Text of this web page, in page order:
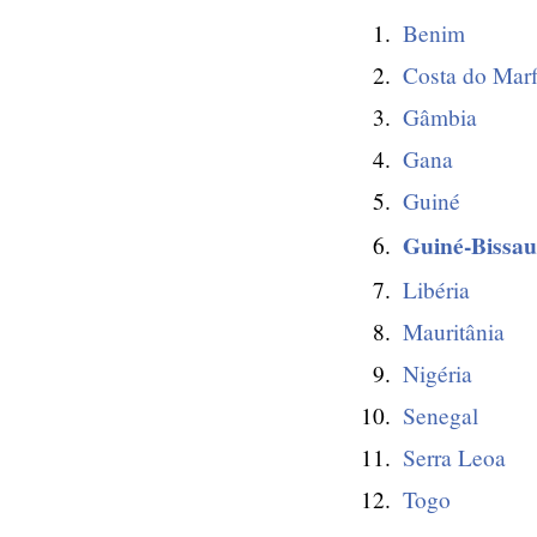
Benim
Costa do
Gâmbia
Gana
Guiné
Guiné-Bissau
Libéria
Mauritânia
Nigéria
Senegal
Serra Leoa
Togo